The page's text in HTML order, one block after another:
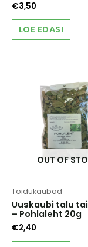
€3,50
LOE EDASI
OUT OF
Toidukaubad
Uuskaubi talu
– Pohlaleht 20g
€2,40